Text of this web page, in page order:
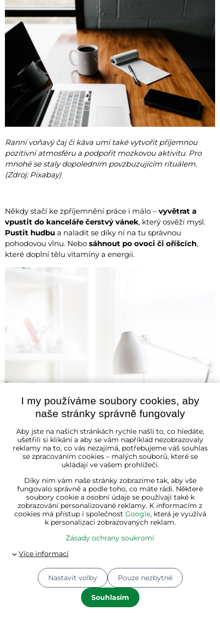
Ranní voňavý čaj či káva umí také vytvořit příjemnou
pozitivní atmosféru a podpořit mozkovou aktivitu. Pro
mnohé se staly dopoledním povzbuzujícím rituálem.
(Zdroj: Pixabay)
Někdy stačí ke zpříjemnění práce i málo – vyvětrat a
vpustit do kanceláře čerstvý vánek, který osvěží mysl.
Pustit hudbu a naladit se díky ní na tu správnou
pohodovou vlnu. Nebo sáhnout po ovoci či oříšcích,
které doplní tělu vitamíny a energii.
Jídlo je nedílnou součástí pracovního dne. Připravte si na
svačinu misku ovoce s oříšky, potěšte své oči i chuťové
I my používáme soubory cookies, aby
naše stránky správně fungovaly
Aby jste na našich stránkách rychle našli to, co hledáte,
ušetřili si klikání a aby se vám například nezobrazovaly
reklamy na to, co vás nezajímá, potřebujeme váš souhlas
se zpracováním cookies – malých souborů, které se
ukládají ve vašem prohlížeči.
Díky nim vám naše stránky zobrazíme tak, aby vše
fungovalo správně a podle toho, co máte rádi. Některé
soubory cookie a osobní údaje se používají také k
zobrazování personalizované reklamy. K informacím z
cookies má přístup i společnost Google, která je využívá
k personalizaci zobrazovaných reklam.
Zásady ochrany soukromí
Nastavit volby
Souhlasím
Pouze nezbytné